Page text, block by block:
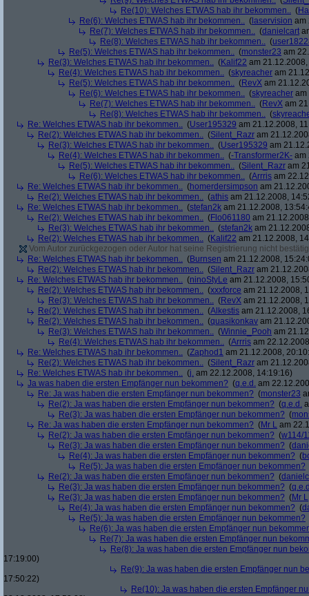
Re(10): Welches ETWAS hab ihr bekommen.. (
Re(6): Welches ETWAS hab ihr bekommen.. ( laservision am
Re(7): Welches ETWAS hab ihr bekommen.. (danielcart
Re(8): Welches ETWAS hab ihr bekommen.. (
Re(5): Welches ETWAS hab ihr bekommen.. (monster23 am
Re(3): Welches ETWAS hab ihr bekommen.. (Kalif22 am
Re(4): Welches ETWAS hab ihr bekommen.. (skyreacher am
Re(5): Welches ETWAS hab ihr bekommen.. (RevX am
Re(6): Welches ETWAS hab ihr bekommen.. (skyreacher am
Re(7): Welches ETWAS hab ihr bekommen.. (RevX am
Re(8): Welches ETWAS hab ihr bekommen.. (
Re: Welches ETWAS hab ihr bekommen.. (User195329 am 21.12.2008,
Re(2): Welches ETWAS hab ihr bekommen.. (Silent_Razr am
Re(3): Welches ETWAS hab ihr bekommen.. (User195329 am
Re(4): Welches ETWAS hab ihr bekommen.. (-Transformer2K- am
Re(5): Welches ETWAS hab ihr bekommen.. (Silent_Razr am
Re(6): Welches ETWAS hab ihr bekommen.. (Arrris am
Re: Welches ETWAS hab ihr bekommen.. (homerdersimpson am
Re(2): Welches ETWAS hab ihr bekommen.. (athis am 21.12.2008,
Re: Welches ETWAS hab ihr bekommen.. (stefan2k am 21.12.2008,
Re(2): Welches ETWAS hab ihr bekommen.. (Flo061180 am
Re(3): Welches ETWAS hab ihr bekommen.. (stefan2k am
Re(2): Welches ETWAS hab ihr bekommen.. (Kalif22 am 21.12.2008,
Vom Autor zurückgezogen oder Autor hat seine Registrierung nicht
Re: Welches ETWAS hab ihr bekommen.. (Burnsen am 21.12.2008,
Re(2): Welches ETWAS hab ihr bekommen.. (Silent_Razr am
Re: Welches ETWAS hab ihr bekommen.. (ninoStyLe am 21.12.2008,
Re(2): Welches ETWAS hab ihr bekommen.. (xxxforce am 21.12.2008,
Re(3): Welches ETWAS hab ihr bekommen.. (RevX am 21.12.2008,
Re(2): Welches ETWAS hab ihr bekommen.. (Alkestis am 21.12.2008,
Re(2): Welches ETWAS hab ihr bekommen.. (quasikonkav am
Re(3): Welches ETWAS hab ihr bekommen.. (Winnie_Pooh am
Re(4): Welches ETWAS hab ihr bekommen.. (Arrris am
Re: Welches ETWAS hab ihr bekommen.. (Zaphod1 am 21.12.2008,
Re(2): Welches ETWAS hab ihr bekommen.. (Silent_Razr am
Re: Welches ETWAS hab ihr bekommen.. (j. am 22.12.2008, 14:19:16)
Ja was haben die ersten Empfänger nun bekommen? (q.e.d. am
Re: Ja was haben die ersten Empfänger nun bekommen? (monster23
Re(2): Ja was haben die ersten Empfänger nun bekommen? (q.e.d.
Re(3): Ja was haben die ersten Empfänger nun bekommen? (
Re: Ja was haben die ersten Empfänger nun bekommen? (Mr L am
Re(2): Ja was haben die ersten Empfänger nun bekommen? (w114/
Re(3): Ja was haben die ersten Empfänger nun bekommen? (
Re(4): Ja was haben die ersten Empfänger nun bekommen? (
Re(5): Ja was haben die ersten Empfänger nun bekommen?
Re(2): Ja was haben die ersten Empfänger nun bekommen? (
Re(3): Ja was haben die ersten Empfänger nun bekommen? (
Re(3): Ja was haben die ersten Empfänger nun bekommen? (Mr L
Re(4): Ja was haben die ersten Empfänger nun bekommen? (
Re(5): Ja was haben die ersten Empfänger nun bekommen?
Re(6): Ja was haben die ersten Empfänger nun
Re(7): Ja was haben die ersten Empfänger nun
Re(8): Ja was haben die ersten Empfänger nun
17:19:00)
Re(9): Ja was haben die ersten Empfänger nun
17:50:22)
Re(10): Ja was haben die ersten Empfänger